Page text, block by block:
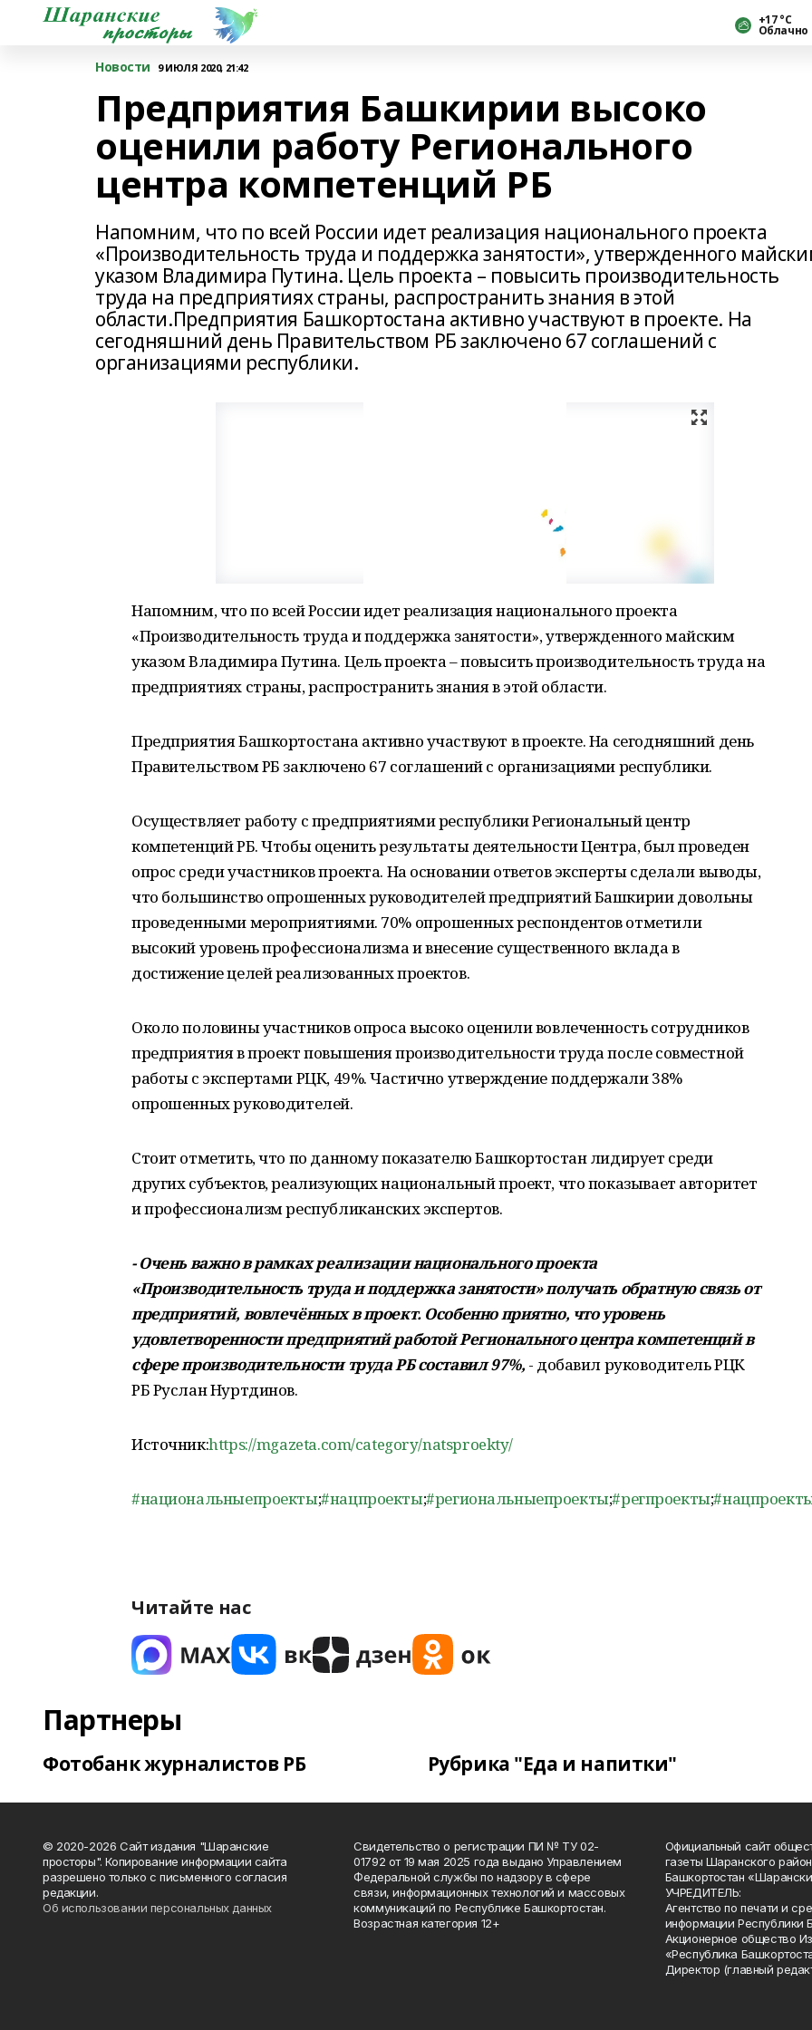
+17 °С
Облачно
Новости 9 ИЮЛЯ 2020, 21:42
Предприятия Башкирии высоко
оценили работу Регионального
центра компетенций РБ
Напомним, что по всей России идет реализация национального проекта
«Производительность труда и поддержка занятости», утвержденного
указом Владимира Путина. Цель проекта – повысить производительность
труда на предприятиях страны, распространить знания в этой
области.Предприятия Башкортостана активно участвуют в проекте. На
сегодняшний день Правительством РБ заключено 67 соглашений с
организациями республики.
Напомним, что по всей России идет реализация национального проекта
«Производительность труда и поддержка занятости», утвержденного майским
указом Владимира Путина. Цель проекта – повысить производительность труда на
предприятиях страны, распространить знания в этой области.
Предприятия Башкортостана активно участвуют в проекте. На сегодняшний день
Правительством РБ заключено 67 соглашений с организациями республики.
Осуществляет работу с предприятиями республики Региональный центр
компетенций РБ. Чтобы оценить результаты деятельности Центра, был проведен
опрос среди участников проекта. На основании ответов эксперты сделали выводы,
что большинство опрошенных руководителей предприятий Башкирии довольны
проведенными мероприятиями. 70% опрошенных респондентов отметили
высокий уровень профессионализма и внесение существенного вклада в
достижение целей реализованных проектов.
Около половины участников опроса высоко оценили вовлеченность сотрудников
предприятия в проект повышения производительности труда после совместной
работы с экспертами РЦК, 49%. Частично утверждение поддержали 38%
опрошенных руководителей.
Стоит отметить, что по данному показателю Башкортостан лидирует среди
других субъектов, реализующих национальный проект, что показывает авторитет
и профессионализм республиканских экспертов.
- Очень важно в рамках реализации национального проекта
«Производительность труда и поддержка занятости» получать обратную связь от
предприятий, вовлечённых в проект. Особенно приятно, что уровень
удовлетворенности предприятий работой Регионального центра компетенций в
сфере производительности труда РБ составил 97%, - добавил руководитель РЦК
РБ Руслан Нуртдинов.
Источник:https://mgazeta.com/category/natsproekty/
#национальныепроекты;#нацпроекты;#региональныепроекты;#регпроекты;
Читайте нас
Партнеры
Фотобанк журналистов РБ Рубрика "Еда и напитки"
© 2020-2026 Сайт издания "Шаранские
просторы". Копирование информации сайта
разрешено только с письменного согласия
редакции.
Об использовании персональных данных
Свидетельство о регистрации ПИ № ТУ 02-
01792 от 19 мая 2025 года выдано Управлением
Федеральной службы по надзору в сфере
связи, информационных технологий и массовых
коммуникаций по Республике Башкортостан.
Возрастная категория 12+
Официальный сайт
газеты Шаранского
Башкортостан
УЧРЕДИТЕЛЬ:
Агентство по печати и
информации Республики
Акционерное общество
«Республика
Директор (главный